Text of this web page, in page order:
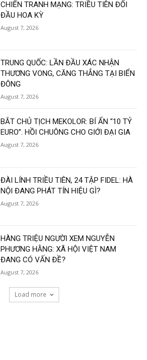
CHIẾN TRANH MẠNG: TRIỀU TIÊN ĐỐI
ĐẦU HOA KỲ
August 7, 2026
TRUNG QUỐC: LẦN ĐẦU XÁC NHẬN
THƯƠNG VONG, CĂNG THẲNG TẠI BIỂN
ĐÔNG
August 7, 2026
BẮT CHỦ TỊCH MEKOLOR: BÍ ẨN “10 TỶ
EURO”. HỒI CHUÔNG CHO GIỚI ĐẠI GIA
August 7, 2026
ĐÀI LÍNH TRIỀU TIÊN, 24 TẬP FIDEL: HÀ
NỘI ĐANG PHÁT TÍN HIỆU GÌ?
August 7, 2026
HÀNG TRIỆU NGƯỜI XEM NGUYỄN
PHƯƠNG HẰNG: XÃ HỘI VIỆT NAM
ĐANG CÓ VẤN ĐỀ?
August 7, 2026
Load more